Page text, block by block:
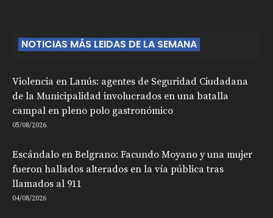
NOTICIAS MÁS LEIDAS DE LA SEMANA
Violencia en Lanús: agentes de Seguridad Ciudadana
de la Municipalidad involucrados en una batalla
campal en pleno polo gastronómico
05/08/2026
Escándalo en Belgrano: Facundo Moyano y una mujer
fueron hallados alterados en la vía pública tras
llamados al 911
04/08/2026